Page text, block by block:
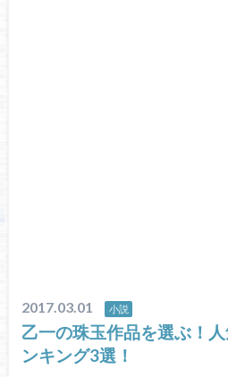
2017.03.01 小説
乙一の珠玉作品を選ぶ！
ンキング3選！